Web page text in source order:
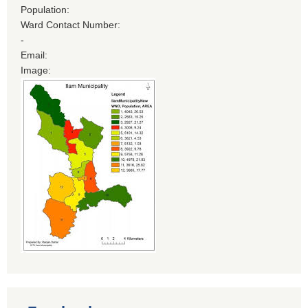
Population:
Ward Contact Number:
-
Email:
Image: